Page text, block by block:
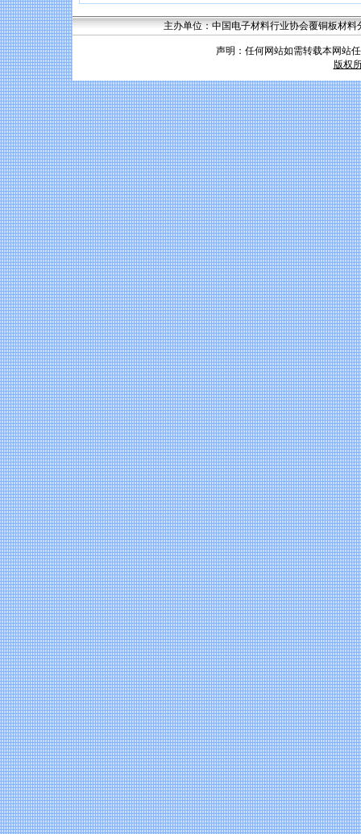
主办单位：中国电子材料行业协会覆铜板材
声明：任何网站如需转载本网站
版权